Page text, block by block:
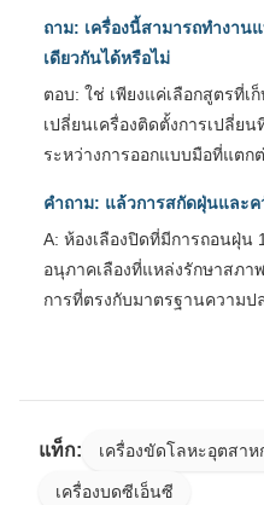
ถาม: เครื่องนี้สามารถทํางา
เดียวกันได้หรือไม่
ตอบ: ใช่ เพียงแค่เลือกสูตรที่
เปลี่ยนเครื่องติดตั้งการเปลี่ย
ระหว่างการออกแบบมือที่แตก
คําถาม: แล้วการสกัดฝุ่นและ
A: ห้องเลืองปิดที่มีการถอนฝุ่น
อนุภาคเลืองที่แหล่งรักษาสภ
การที่ตรงกับมาตรฐานความ
แท็ก: เครื่องขัดโลหะอุตสาห
เครื่องบดซีเอ็นซี